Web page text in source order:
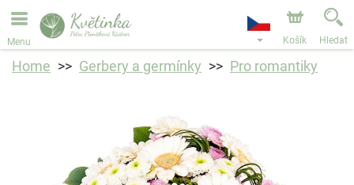
Objednávky přes e-shop přijímáme. Nejbližší možné
doručení je od 11.8.2026 z důvodu dovolené.
Menu Košík Hledat
Home Gerbery a germínky Pro romantiky